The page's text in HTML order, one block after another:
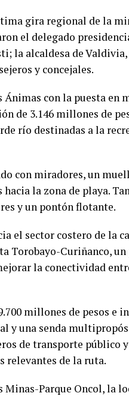
gira regional de la
el delegado
la alcaldesa de
y concejales.
con la puesta en
de 3.146 millones de
río destinadas a la
con miradores, un
la zona de playa.
y un pontón flotante.
el sector costero de la
Torobayo-Curiñanco, un
la conectividad
millones de pesos e
y una senda
de transporte público y
relevantes de la ruta.
Minas-Parque Oncol, la